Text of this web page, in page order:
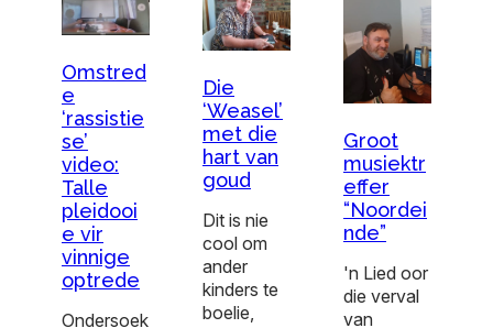
Omstred
e
‘rassistie
se’
video:
Talle
pleidooi
e vir
vinnige
optrede
Ondersoek
Die
‘Weasel’
met die
hart van
goud
Dit is nie
cool om
ander
kinders te
boelie,
Groot
musiektr
effer
“Noordei
nde”
'n Lied oor
die verval
van